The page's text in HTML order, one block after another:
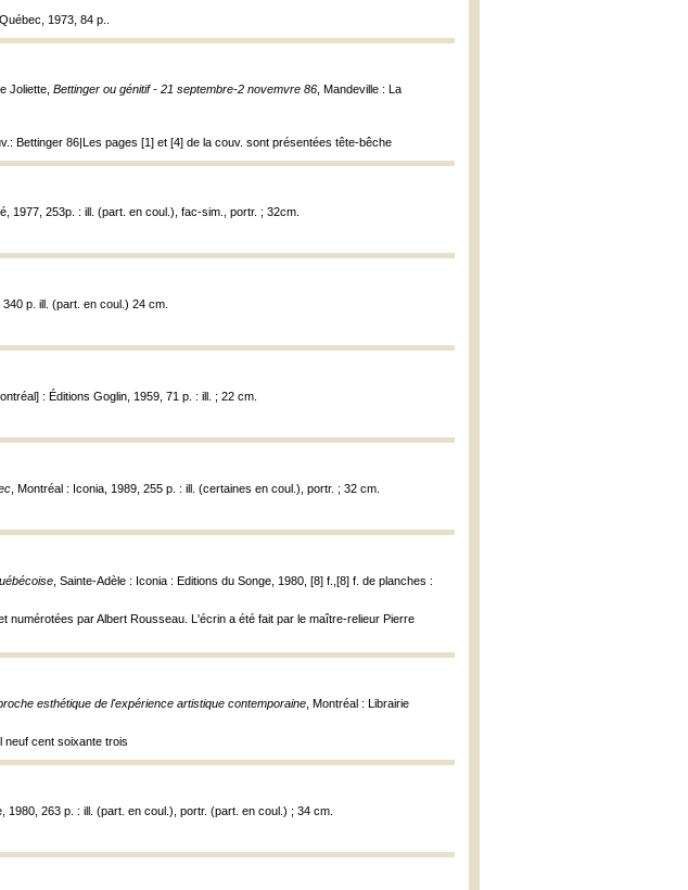
1973, 84 p..
Joliette, Bettinger ou génitif - 21 septembre-2 novemvre 86 , Mandeville : La
Bettinger 86|Les pages [1] et [4] de la couv. sont présentées tête-bêche
1977, 253p. : ill. (part. en coul.), fac-sim., portr. ; 32cm.
p. ill. (part. en coul.) 24 cm.
: Éditions Goglin, 1959, 71 p. : ill. ; 22 cm.
, Montréal : Iconia, 1989, 255 p. : ill. (certaines en coul.), portr. ; 32 cm.
, Sainte-Adèle : Iconia : Editions du Songe, 1980, [8] f.,[8] f. de planches :
par Albert Rousseau. L'écrin a été fait par le maître-relieur Pierre
esthétique de l'expérience artistique contemporaine , Montréal : Librairie
neuf cent soixante trois
1980, 263 p. : ill. (part. en coul.), portr. (part. en coul.) ; 34 cm.